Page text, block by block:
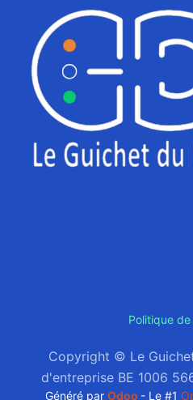
Politique
Copyright © Le
d'entreprise BE 1006
Généré par Odoo - Le #1